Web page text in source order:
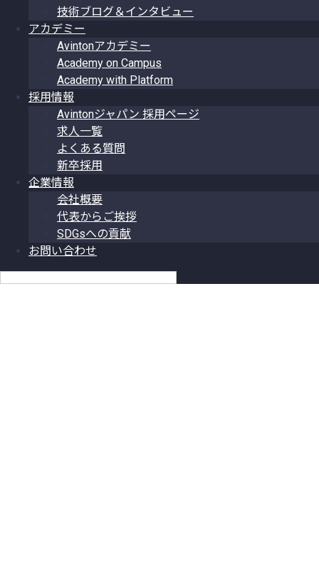
技術ブログ＆インタビュー
アカデミー
Avintonアカデミー
Academy on Campus
Academy with Platform
採用情報
Avintonジャパン 採用ページ
求人一覧
よくある質問
新卒採用
企業情報
会社概要
代表からご挨拶
SDGsへの貢献
お問い合わせ